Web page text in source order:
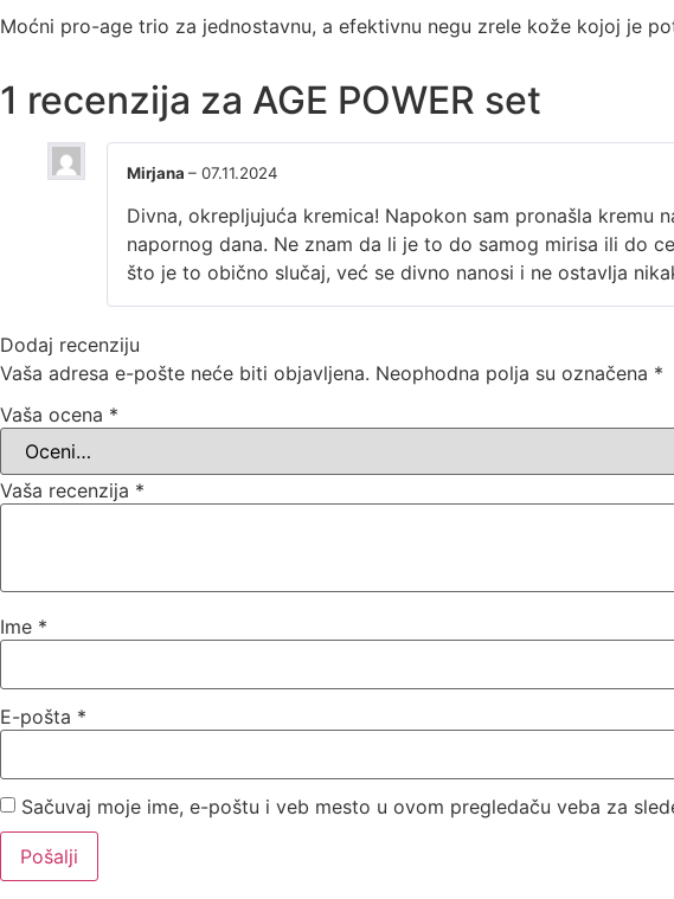
Moćni pro-age trio za jednostavnu, a efektivnu negu zrele kože kojoj je
1 recenzija za AGE POWER set
Mirjana – 07.11.2024
Divna, okrepljujuća kremica! Napokon sam pronašla
napornog dana. Ne znam da li je to do samog mirisa ili do
što je to obično slučaj, već se divno nanosi i ne ostavlja
Dodaj recenziju
Vaša adresa e-pošte neće biti objavljena. Neophodna polja su označena *
Vaša ocena *
Vaša recenzija *
Ime *
E-pošta *
Sačuvaj moje ime, e-poštu i veb mesto u ovom pregledaču veba za